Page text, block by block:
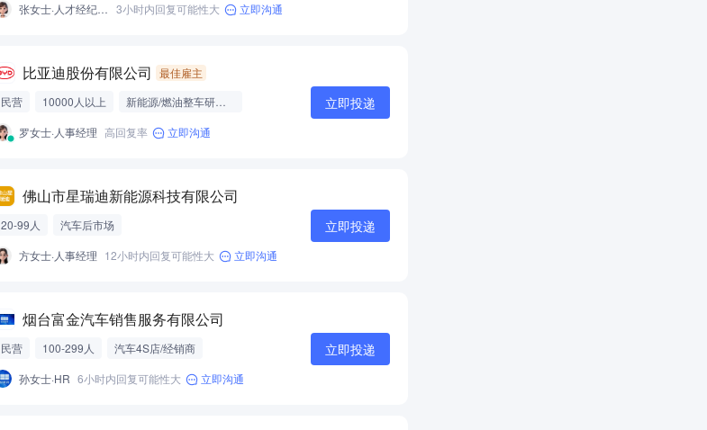
张女士·人才经纪人-经营性招聘服务 3小时内回复可能性大 立即沟通
比亚迪股份有限公司 最佳雇主
民营
10000人以上
新能源/燃油整车研发制造
罗女士·人事经理 高回复率 立即沟通
立即投递
佛山市星瑞迪新能源科技有限公司
20-99人
汽车后市场
方女士·人事经理 12小时内回复可能性大 立即沟通
立即投递
烟台富金汽车销售服务有限公司
民营 100-299人
汽车4S店/经销商
孙女士·HR 6小时内回复可能性大 立即沟通
立即投递